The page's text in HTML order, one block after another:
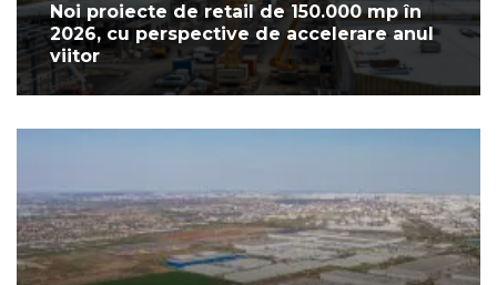
Noi proiecte de retail de 150.000 mp în
2026, cu perspective de accelerare anul
viitor